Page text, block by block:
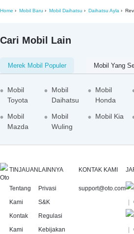
Home Mobil Baru Mobil Daihatsu Daihatsu Ayla
Cari Mobil Lain
Merek Mobil Populer Mobil Yang
Mobil
Toyota
Mobil
Daihatsu
Mobil
Honda
Mobil
Mazda
Mobil
Wuling
Mobil Kia
TINJAUAN
Tentang
Kami
Kontak
Kami
LAINNYA
Privasi
S&K
Regulasi
Kebijakan
KONTAK KAMI
support@oto.com